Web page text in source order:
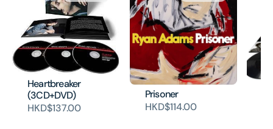
Heartbreaker
(3CD+DVD)
HKD$137.00
Prisoner
HKD$114.00